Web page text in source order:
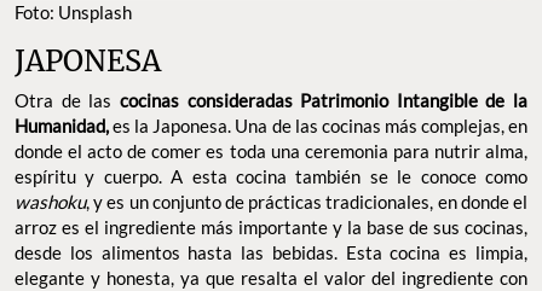
Foto: Unsplash
JAPONESA
Otra de las cocinas consideradas Patrimonio Intangible de la
Humanidad,es la Japonesa. Una de las cocinas más complejas, en
donde el acto de comer es toda una ceremonia para nutrir alma,
espíritu y cuerpo. A esta cocina también se le conoce como
washoku, y es un conjunto de prácticas tradicionales, en donde el
arroz es el ingrediente más importante y la base de sus cocinas,
desde los alimentos hasta las bebidas. Esta cocina es limpia,
elegante y honesta, ya que resalta el valor del ingrediente con